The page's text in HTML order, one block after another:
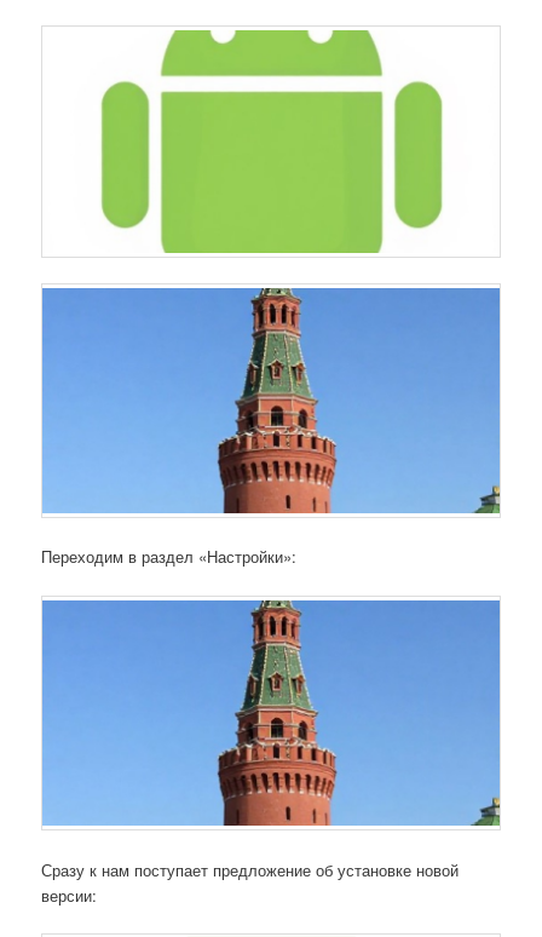
Переходим в раздел «Настройки»:
Сразу к нам поступает предложение об установке новой
версии: